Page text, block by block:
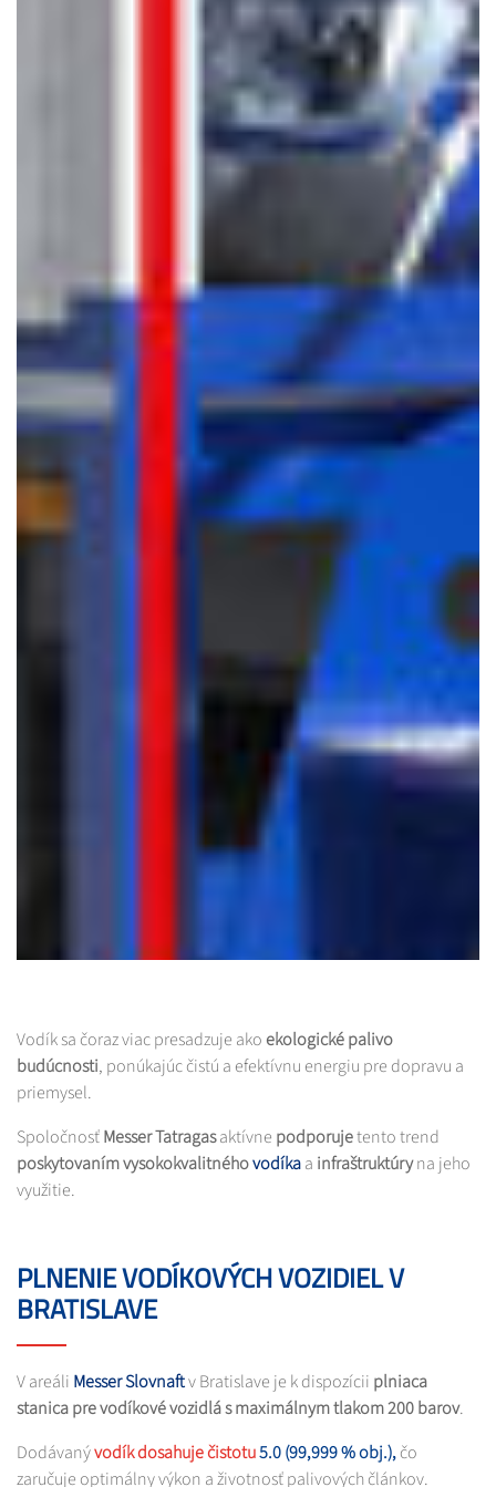
Vodík sa čoraz viac presadzuje ako ekologické palivo
budúcnosti, ponúkajúc čistú a efektívnu energiu pre dopravu a
priemysel.
SpoločnosťMesser Tatragasaktívne podporujetento trend
poskytovaním vysokokvalitnéhovodíkaa infraštruktúryna jeho
využitie.​
PLNENIE VODÍKOVÝCH VOZIDIEL V
BRATISLAVE
V areáli Messer Slovnaftv Bratislave je k dispozícii plniaca
stanica pre vodíkové vozidlá s maximálnym tlakom 200 barov.
Dodávanývodík dosahuje čistotu5.0 (99,999 % obj.),čo
zaručuje optimálny výkon a životnosť palivových článkov.